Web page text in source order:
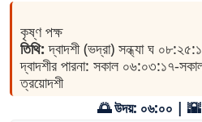
কৃষ্ণ পক্ষ
তিথি:দ্বাদশী (ভদ্রা) সন্ধ্যা ঘ
দ্বাদশীর পারনা: সকাল ০৬:০৩:১৭-
ত্রয়োদশী
🌅 উদয়: ০৬:০০ |